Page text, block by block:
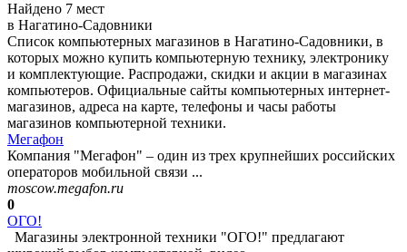
Найдено 7 мест
в Нагатино-Садовники
Список компьютерных магазинов в Нагатино-Садовники, в
которых можно купить компьютерную технику, электронику
и комплектующие. Распродажи, скидки и акции в магазинах
компьютеров. Официальные сайты компьютерных интернет-
магазинов, адреса на карте, телефоны и часы работы
магазинов компьютерной техники.
Мегафон
Компания "Мегафон" – один из трех крупнейших российских
операторов мобильной связи ...
moscow.megafon.ru
0
ОГО!
Магазины электронной техники "ОГО!" предлагают